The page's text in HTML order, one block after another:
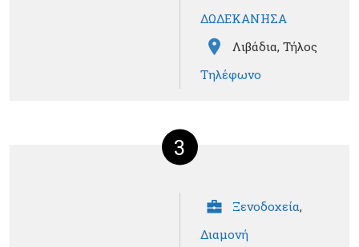
ΔΩΔΕΚΑΝΗΣΑ
Λιβάδια, Τήλος
Τηλέφωνο
3
Ξενοδοχεία,
Διαμονή